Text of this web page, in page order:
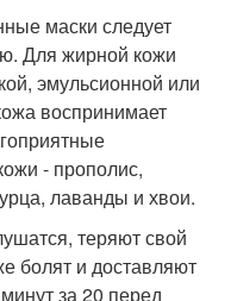
маски следует
Для жирной кожи
эмульсионной или
воспринимает
- прополис,
лаванды и хвои.
теряют свой
болят и доставляют
за 20 перед